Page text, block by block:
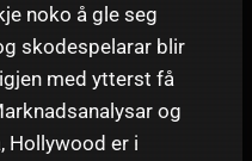
noko å gle seg
skodespelarar blir
med ytterst få
og
Hollywood er i